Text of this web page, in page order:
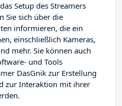
Setup des Streamers
Sie sich über die
informieren, die ein
einschließlich Kameras,
mehr. Sie können auch
und Tools
DasGnik zur Erstellung
zur Interaktion mit ihrer